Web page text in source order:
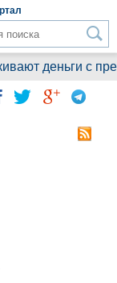
с предприятий.